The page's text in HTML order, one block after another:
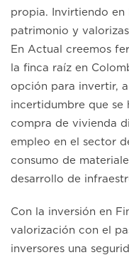
propia. Invirtiendo en
patrimonio y
En Actual creemos
la finca raíz en
opción para invertir,
incertidumbre que se
compra de vivienda
empleo en el sector
consumo de
desarrollo de
Con la inversión en
valorización con el
inversores una